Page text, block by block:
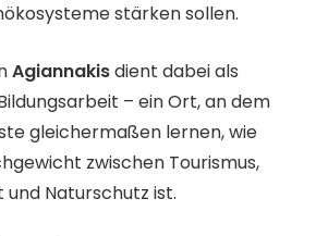
stärken sollen.
Agiannakisdient dabei als
– ein Ort, an dem
gleichermaßen lernen, wie
zwischen Tourismus,
Naturschutz ist.